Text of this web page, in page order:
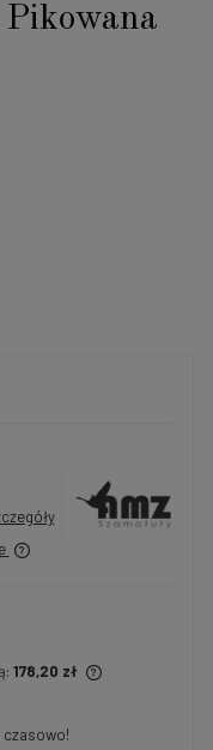
178,20 zł
30 dni,
kiedy